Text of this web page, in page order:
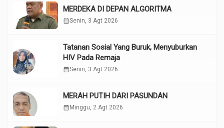
MERDEKA DI DEPAN ALGORITMA
calendar_monthSenin, 3 Agt 2026
Tatanan Sosial Yang Buruk, Menyuburkan
HIV Pada Remaja
calendar_monthSenin, 3 Agt 2026
MERAH PUTIH DARI PASUNDAN
calendar_monthMinggu, 2 Agt 2026